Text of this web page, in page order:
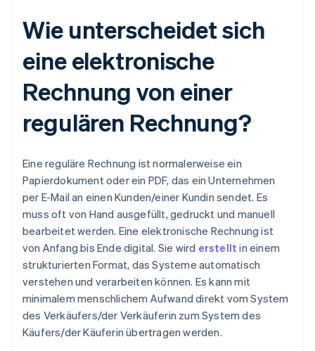
Wie unterscheidet sich
eine elektronische
Rechnung von einer
regulären Rechnung?
Eine reguläre Rechnung ist normalerweise ein
Papierdokument oder ein PDF, das ein Unternehmen
per E-Mail an einen Kunden/einer Kundin sendet. Es
muss oft von Hand ausgefüllt, gedruckt und manuell
bearbeitet werden. Eine elektronische Rechnung ist
von Anfang bis Ende digital. Sie wird erstellt in einem
strukturierten Format, das Systeme automatisch
verstehen und verarbeiten können. Es kann mit
minimalem menschlichem Aufwand direkt vom System
des Verkäufers/der Verkäuferin zum System des
Käufers/der Käuferin übertragen werden.